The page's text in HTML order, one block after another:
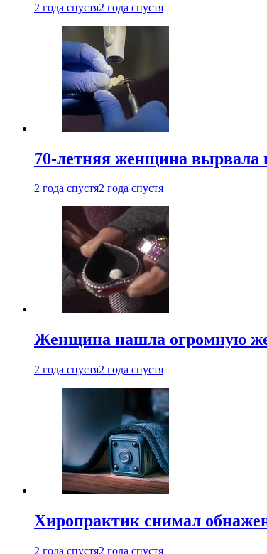
2 года спустя2 года спустя
70-летняя женщина вырвала
2 года спустя2 года спустя
Женщина нашла огромную
2 года спустя2 года спустя
Хиропрактик снимал
2 года спустя2 года спустя